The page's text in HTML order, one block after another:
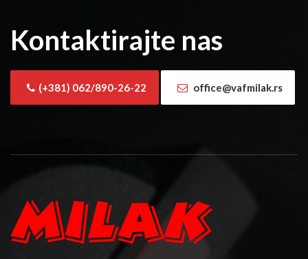
Kontaktirajte nas
(+381) 062/890-26-22 office@vafmilak.rs